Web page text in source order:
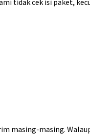
masing-masing.